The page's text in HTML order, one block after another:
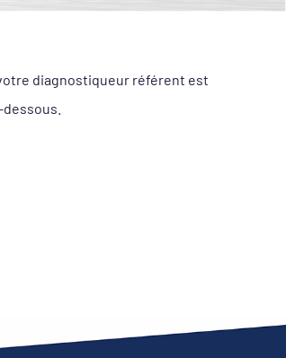
diagnostiqueur référent est